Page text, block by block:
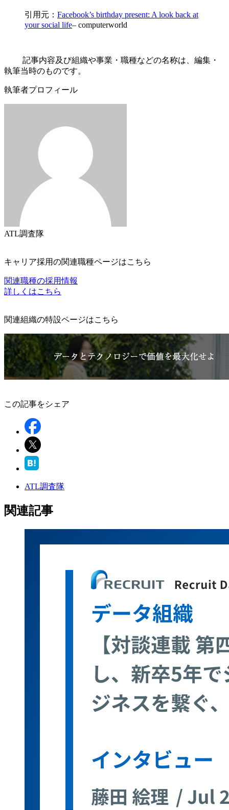
引用元： Facebook’s birthday present: A look back at
your social life– computerworld
記事内容及び組織や事業・職種などの名称は、編集・
執筆当時のものです。
執筆者プロフィール
ATL調査隊
キャリア採用の関連職種ページはこちら
関連職種の採用情報
詳しくはこちら
関連組織の特設ページはこちら
この記事をシェア
ATL調査隊
関連記事